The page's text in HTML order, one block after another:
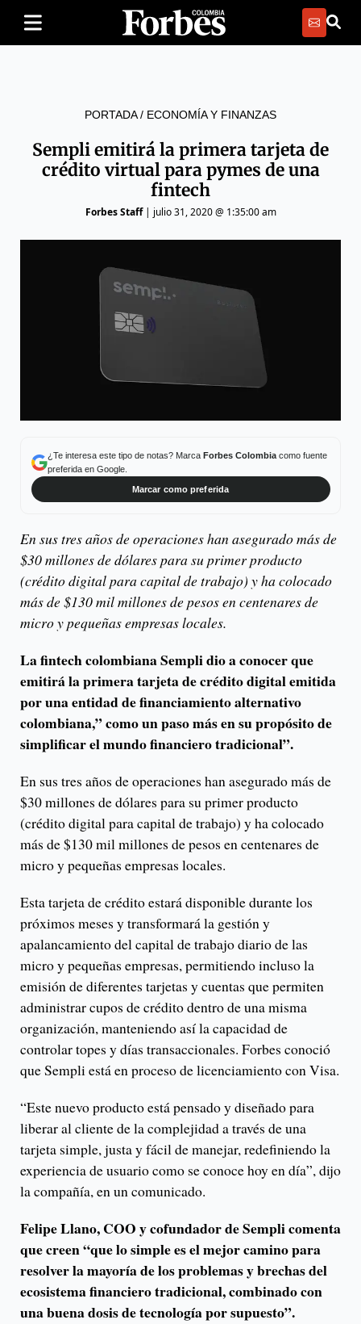
PORTADA/ ECONOMÍA Y FINANZAS
Sempli emitirá la primera tarjeta de
crédito virtual para pymes de una
fintech
Forbes Staff| julio 31, 2020 @ 1:35:00 am
¿Te interesa este tipo de notas? Marca Forbes Colombiacomo fuente
preferida en Google.
Marcar como preferida
En sus tres años de operaciones han asegurado más de
$30 millones de dólares para su primer producto
(crédito digital para capital de trabajo) y ha colocado
más de $130 mil millones de pesos en centenares de
micro y pequeñas empresas locales.
La fintech colombiana Sempli dio a conocer que
emitirá la primera tarjeta de crédito digital emitida
por una entidad de financiamiento alternativo
colombiana,” como un paso más en su propósito de
simplificar el mundo financiero tradicional”.
En sus tres años de operaciones han asegurado más de
$30 millones de dólares para su primer producto
(crédito digital para capital de trabajo) y ha colocado
más de $130 mil millones de pesos en centenares de
micro y pequeñas empresas locales.
Esta tarjeta de crédito estará disponible durante los
próximos meses y transformará la gestión y
apalancamiento del capital de trabajo diario de las
micro y pequeñas empresas, permitiendo incluso la
emisión de diferentes tarjetas y cuentas que permiten
administrar cupos de crédito dentro de una misma
organización, manteniendo así la capacidad de
controlar topes y días transaccionales. Forbes conoció
que Sempli está en proceso de licenciamiento con Visa.
“Este nuevo producto está pensado y diseñado para
liberar al cliente de la complejidad a través de una
tarjeta simple, justa y fácil de manejar, redefiniendo la
experiencia de usuario como se conoce hoy en día”, dijo
la compañía, en un comunicado.
Felipe Llano, COO y cofundador de Sempli comenta
que creen “que lo simple es el mejor camino para
resolver la mayoría de los problemas y brechas del
ecosistema financiero tradicional, combinado con
una buena dosis de tecnología por supuesto”.